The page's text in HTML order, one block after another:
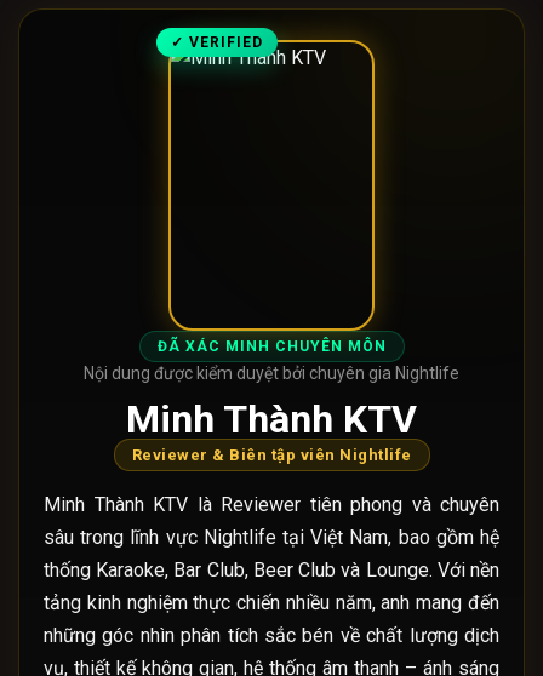
✓ VERIFIED
ĐÃ XÁC MINH CHUYÊN MÔN
Nội dung được kiểm duyệt bởi chuyên gia Nightlife
Minh Thành KTV
Reviewer & Biên tập viên Nightlife
Minh Thành KTV là Reviewer tiên phong và chuyên
sâu trong lĩnh vực Nightlife tại Việt Nam, bao gồm hệ
thống Karaoke, Bar Club, Beer Club và Lounge. Với nền
tảng kinh nghiệm thực chiến nhiều năm, anh mang đến
những góc nhìn phân tích sắc bén về chất lượng dịch
vụ, thiết kế không gian, hệ thống âm thanh – ánh sáng